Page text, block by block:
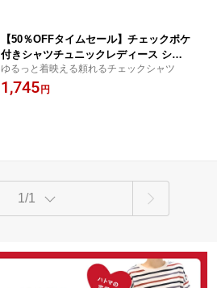
【50％OFFタイムセール】チェックポケ
付きシャツチュニックレディース シャ
ツ チェック ピンク ブルー オレンジ レ
ーヨン 綿
ゆるっと着映える頼れるチェックシャツ
1,745 円
1/1